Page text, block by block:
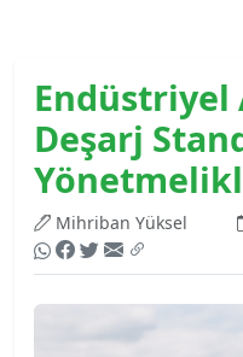
Endüstriyel
Deşarj
Mihriban Yüksel